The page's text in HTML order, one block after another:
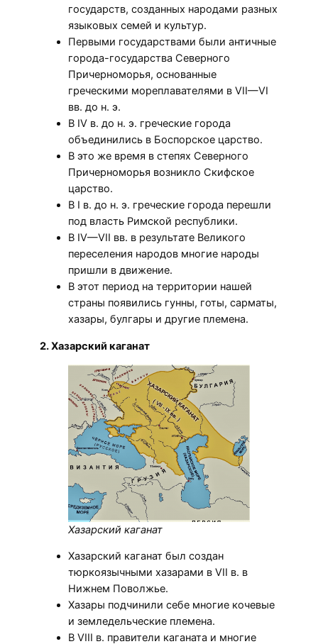
государств, созданных народами разных
языковых семей и культур.
Первыми государствами были античные
города-государства Северного
Причерноморья, основанные
греческими мореплавателями в VII—VI
вв. до н. э.
В IV в. до н. э. греческие города
объединились в Боспорское царство.
В это же время в степях Северного
Причерноморья возникло Скифское
царство.
В I в. до н. э. греческие города перешли
под власть Римской республики.
В IV—VII вв. в результате Великого
переселения народов многие народы
пришли в движение.
В этот период на территории нашей
страны появились гунны, готы, сарматы,
хазары, булгары и другие племена.
2. Хазарский каганат
Хазарский каганат
Хазарский каганат был создан
тюркоязычными хазарами в VII в. в
Нижнем Поволжье.
Хазары подчинили себе многие кочевые
и земледельческие племена.
В VIII в. правители каганата и многие